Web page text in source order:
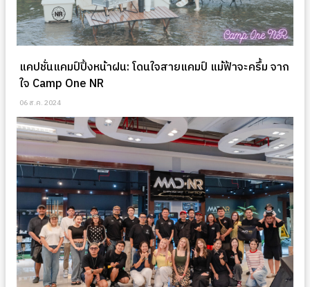
แคปชั่นแคมป์ปิ้งหน้าฝน: โดนใจสายแคมป์ แม้ฟ้าจะครึ้ม จาก
ใจ Camp One NR
06 ส.ค. 2024